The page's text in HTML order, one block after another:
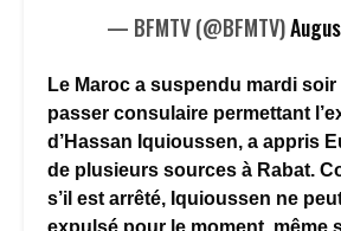
— BFMTV (@BFMTV)
Le Maroc a suspendu mardi soir
passer consulaire permettant
d’Hassan Iquioussen, a appris
de plusieurs sources à Rabat.
s’il est arrêté, Iquioussen ne
expulsé pour le moment, même